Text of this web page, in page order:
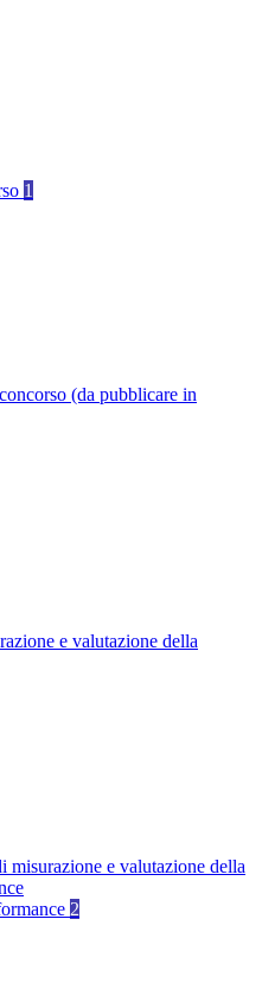
1
(da pubblicare in
e valutazione della
misurazione e valutazione della
2